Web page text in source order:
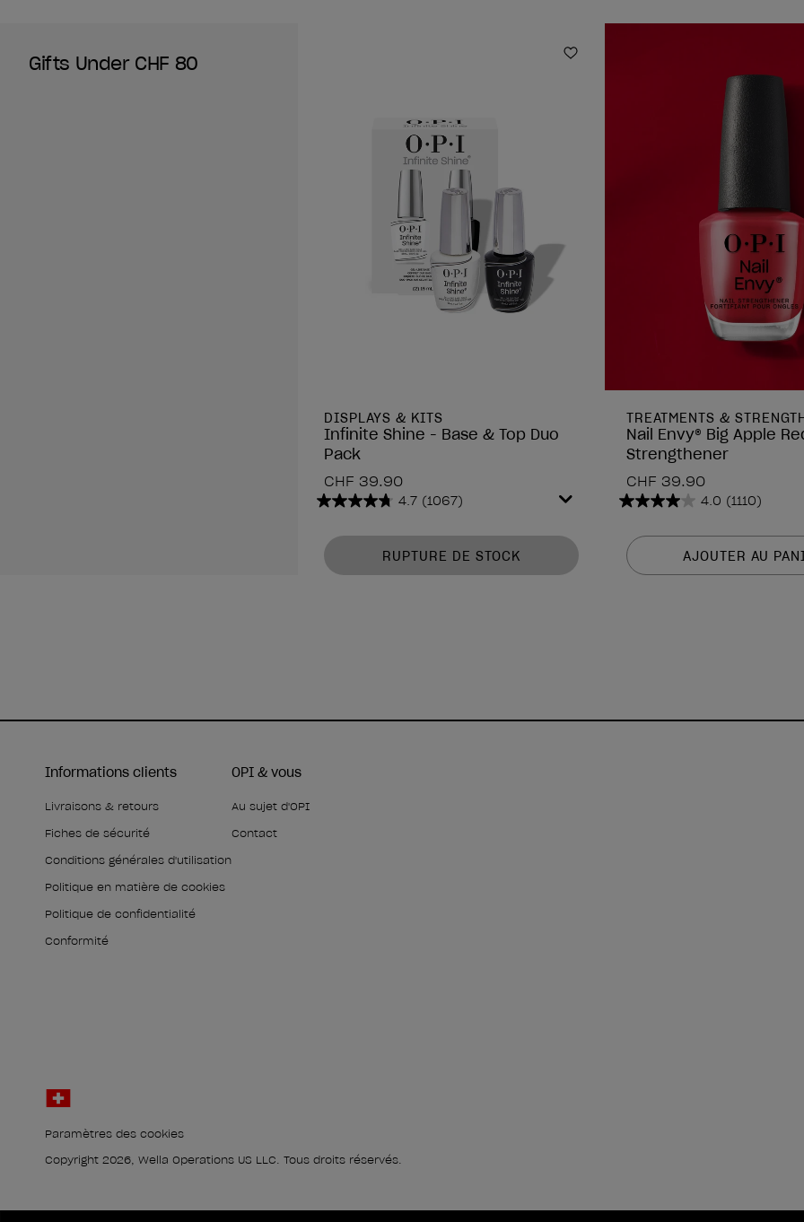
Gifts Under CHF 80 Ajouter à la liste de souhaits
DISPLAYS & KITS
Infinite Shine - Base & Top Duo
Pack
CHF 39.90
4.7 (1067)
4.7
5
étoiles.
RUPTURE DE STOCK
TREATMENTS &
Nail Envy® Big Apple
Strengthener
CHF 39.90
4.0 (1110)
4.0
5
étoiles.
AJOUTER AU
Informations clients
Livraisons & retours
Fiches de sécurité
Conditions générales d'utilisation
Politique en matière de cookies
Politique de confidentialité
Conformité
OPI & vous
Au sujet d'OPI
Contact
Paramètres des cookies
Copyright 2026, Wella Operations US LLC. Tous droits réservés.